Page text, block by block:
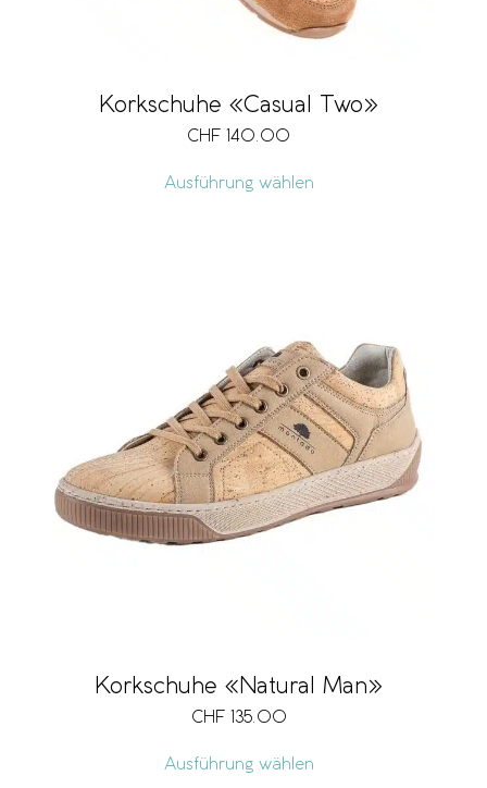
Korkschuhe «Casual Two»
CHF 140.00
Ausführung wählen
Korkschuhe «Natural Man»
CHF 135.00
Ausführung wählen